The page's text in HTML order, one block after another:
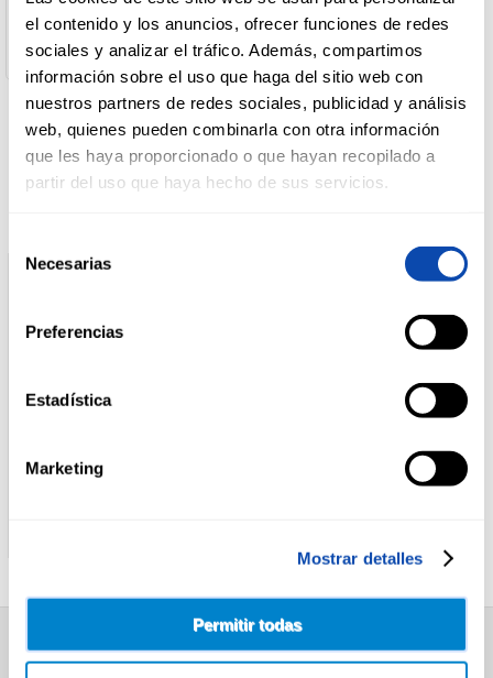
el contenido y los anuncios, ofrecer funciones de redes
sociales y analizar el tráfico. Además, compartimos
información sobre el uso que haga del sitio web con
nuestros partners de redes sociales, publicidad y análisis
web, quienes pueden combinarla con otra información
que les haya proporcionado o que hayan recopilado a
partir del uso que haya hecho de sus servicios.
Necesarias
Preferencias
Estadística
Marketing
Mostrar detalles
Permitir todas
DROGUERÍA
Y LIMPIEZA
PERFUMERÍA
E HIGIENE
MASCOTAS
C/ISAAC PERAL, 46 03660 NOVELDA (ALICANTE)
Cantidad Neta:
8 gr
Productos relacionados
SUPERMERCADO